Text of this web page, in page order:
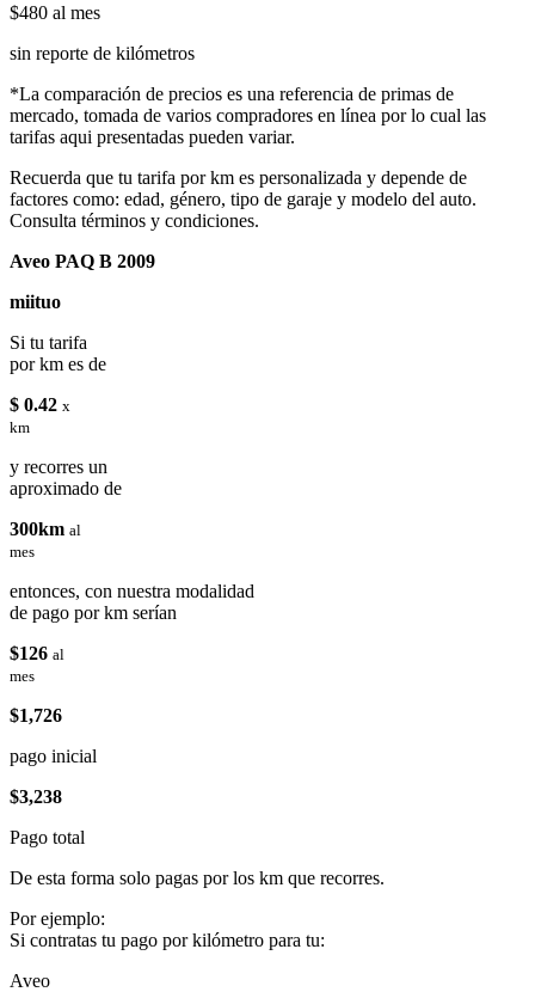
$480 al mes
sin reporte de kilómetros
*La comparación de precios es una referencia de primas de
mercado, tomada de varios compradores en línea por lo cual las
tarifas aqui presentadas pueden variar.
Recuerda que tu tarifa por km es personalizada y depende de
factores como: edad, género, tipo de garaje y modelo del auto.
Consulta términos y condiciones.
Aveo PAQ B 2009
miituo
Si tu tarifa
por km es de
$ 0.42 x
km
y recorres un
aproximado de
300km al
mes
entonces, con nuestra modalidad
de pago por km serían
$126 al
mes
$1,726
pago inicial
$3,238
Pago total
De esta forma solo pagas por los km que recorres.
Por ejemplo:
Si contratas tu pago por kilómetro para tu:
Aveo